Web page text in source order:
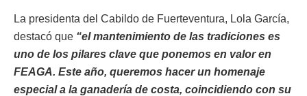
La presidenta del Cabildo de Fuerteventura, Lola García,
destacó que “el mantenimiento de las tradiciones es
uno de los pilares clave que ponemos en valor en
FEAGA. Este año, queremos hacer un homenaje
especial a la ganadería de costa, coincidiendo con su